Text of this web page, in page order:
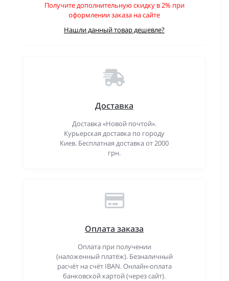
Получите дополнительную скидку в 2% при
оформлении заказа на сайте
Нашли данный товар дешевле?
Доставка
Доставка «Новой почтой».
Курьерская доставка по городу
Киев. Бесплатная доставка от 2000
грн.
Оплата заказа
Оплата при получении
(наложенный платёж). Безналичный
расчёт на счёт IBAN. Онлайн-оплата
банковской картой (через сайт).